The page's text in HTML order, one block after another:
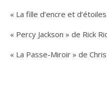
« La fille d’encre et
« Percy Jackson » de Rick
« La Passe-Miroir » de